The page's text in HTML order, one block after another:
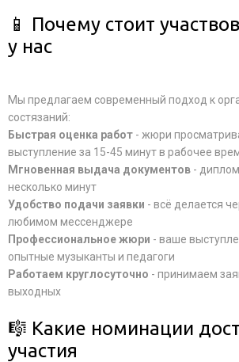
📱 Почему стоит
у нас
Мы предлагаем современный подход к
состязаний:
Быстрая оценка работ - жюри
выступление за 15-45 минут в рабочее
Мгновенная выдача документов -
несколько минут
Удобство подачи заявки - всё делается
любимом мессенджере
Профессиональное жюри - ваше
опытные музыканты и педагоги
Работаем круглосуточно - принимаем
выходных
🎼 Какие номинации
участия